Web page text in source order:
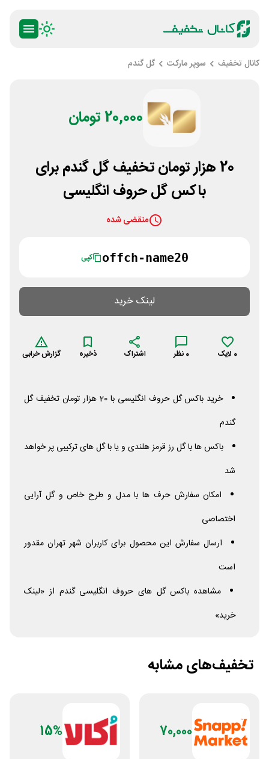
کانال تخفیف سوپر مارکت گل گندم
20,000 تومان
20 هزار تومان تخفیف گل گندم برای
باکس گل حروف انگلیسی
منقضی شده
offch-name20 کپی
لینک خرید
0 لایک 0 نظر اشتراک ذخیره گزارش خرابی
خرید باکس گل حروف انگلیسی با 20 هزار تومان تخفیف گل
گندم
باکس ها با گل رز قرمز هلندی و یا با گل های ترکیبی پر خواهد
شد
امکان سفارش حرف ها با مدل و طرح خاص و گل آرایی
اختصاصی
ارسال سفارش این محصول برای کاربران شهر تهران مقدور
است
مشاهده باکس گل های حروف انگلیسی گندم از «لینک
خرید»
تخفیف‌های مشابه
70,000
15%